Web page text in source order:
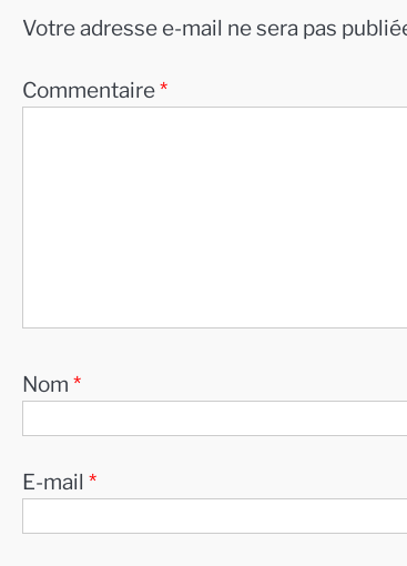
Votre adresse e-mail ne sera pas
Commentaire*
Nom *
E-mail *